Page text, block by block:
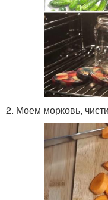
2. Моем морковь,